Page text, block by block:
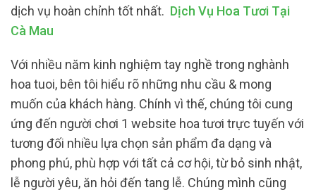
dịch vụ hoàn chỉnh tốt nhất. Dịch Vụ Hoa Tươi Tại
Cà Mau
Với nhiều năm kinh nghiệm tay nghề trong nghành
hoa tuoi, bên tôi hiểu rõ những nhu cầu & mong
muốn của khách hàng. Chính vì thế, chúng tôi cung
ứng đến người chơi 1 website hoa tươi trực tuyến với
tương đối nhiều lựa chọn sản phẩm đa dạng và
phong phú, phù hợp với tất cả cơ hội, từ bỏ sinh nhật,
lễ người yêu, ăn hỏi đến tang lễ. Chúng mình cũng